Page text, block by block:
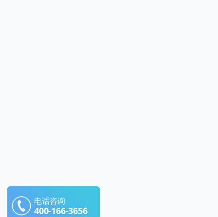
电话咨询
400-166-3656